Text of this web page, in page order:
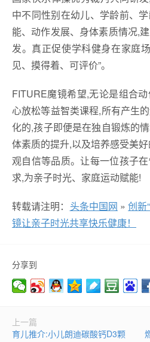
中不同性别在幼儿、学龄前、
能、动作发展、身体素质情况,
发。真正促使学科健身在家庭
见、摸得着、可评价”。
FITURE魔镜希望,无论是组合
心放松等益智类课程,所有产生
化的,孩子即便是在独自锻炼的
体素质的提升,以及培养感受美
观自信等品质。让每一位孩子
求,为亲子时光、家庭运动赋能!
转载请注明： 头条中国网 »创新
镜让亲子时光共享快乐健康！
分享到
上一篇
育儿推介:小儿朗迪碳酸钙D3颗